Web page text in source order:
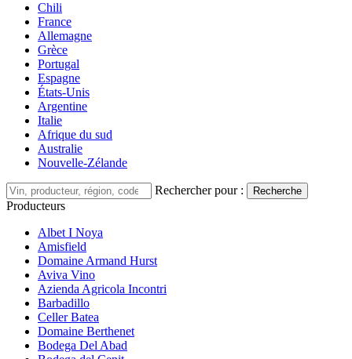
Chili
France
Allemagne
Grèce
Portugal
Espagne
États-Unis
Argentine
Italie
Afrique du sud
Australie
Nouvelle-Zélande
Rechercher pour : Recherche
Producteurs
Albet I Noya
Amisfield
Domaine Armand Hurst
Aviva Vino
Azienda Agricola Incontri
Barbadillo
Celler Batea
Domaine Berthenet
Bodega Del Abad